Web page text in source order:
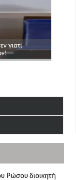
Ρώσου διοικητή